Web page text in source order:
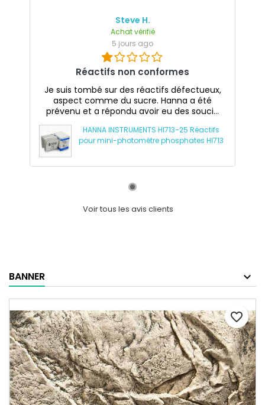
Steve H.
Achat vérifié
5 jours ago
Réactifs non conformes
Je suis tombé sur des réactifs défectueux,
aspect comme du sucre. Hanna a été
prévenu et a répondu avoir eu des souci...
HANNA INSTRUMENTS HI713-25 Réactifs
pour mini-photomètre phosphates HI713
Voir tous les avis clients
BANNER
favorite_border